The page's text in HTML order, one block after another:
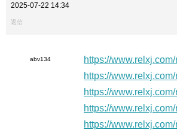
2025-07-22 14:34
返信
abv134 https://
https://
https://
https://
https://